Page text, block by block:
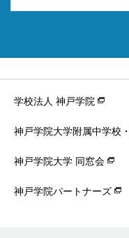
学校法人 神戸学院
神戸学院大学附属中学校
神戸学院大学 同窓会
神戸学院パートナーズ